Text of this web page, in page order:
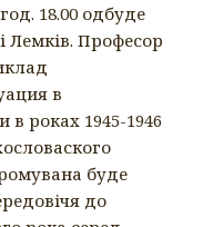
18.00 одбуде
Лемків. Професор
в
роках 1945-1946
буде
до